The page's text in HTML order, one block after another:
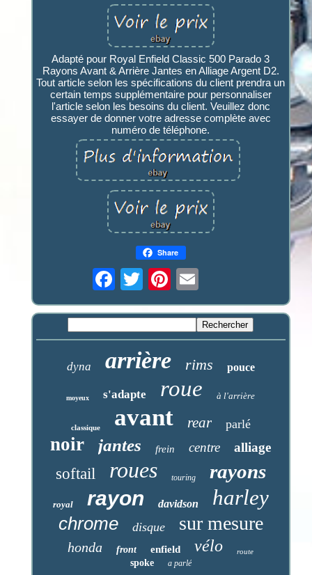
Adapté pour Royal Enfield Classic 500 Parado 3
Rayons Avant & Arrière Jantes en Alliage Argent D2.
Tout article selon les spécifications du client prendra un
certain temps supplémentaire pour personnaliser
l'article selon les besoins du client. Veuillez donc
essayer de donner votre adresse complète avec
numéro de téléphone.
Share
dyna arrière rims pouce
moyeux s'adapte roue à l'arrière
classique avant rear parlé
noir jantes frein centre alliage
softail roues touring rayons
royal rayon davidson harley
chrome disque sur mesure
honda front enfield vélo route
spoke a parlé